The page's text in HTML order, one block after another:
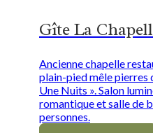
Gîte La
Ancienne chapelle
plain-pied mêle pierres
Une Nuits ». Salon
romantique et salle de
personnes.